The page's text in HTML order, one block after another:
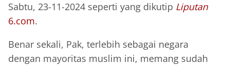
Sabtu, 23-11-2024 seperti yang dikutip Liputan
6.com.
Benar sekali, Pak, terlebih sebagai negara
dengan mayoritas muslim ini, memang sudah